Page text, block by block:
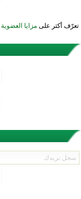
تعرّف أكثر على مزايا العضوية